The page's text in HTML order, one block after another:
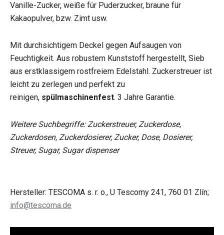
Vanille-Zucker, weiße für Puderzucker, braune für
Kakaopulver, bzw. Zimt usw.
Mit durchsichtigem Deckel gegen Aufsaugen von
Feuchtigkeit. Aus robustem Kunststoff hergestellt, Sieb
aus erstklassigem rostfreiem Edelstahl. Zuckerstreuer ist
leicht zu zerlegen und perfekt zu
reinigen, spülmaschinenfest. 3 Jahre Garantie.
Weitere Suchbegriffe: Zuckerstreuer, Zuckerdose,
Zuckerdosen, Zuckerdosierer, Zucker, Dose, Dosierer,
Streuer, Sugar, Sugar dispenser
Hersteller: TESCOMA s. r. o., U Tescomy 241, 760 01 Zlín;
info@tescoma.de